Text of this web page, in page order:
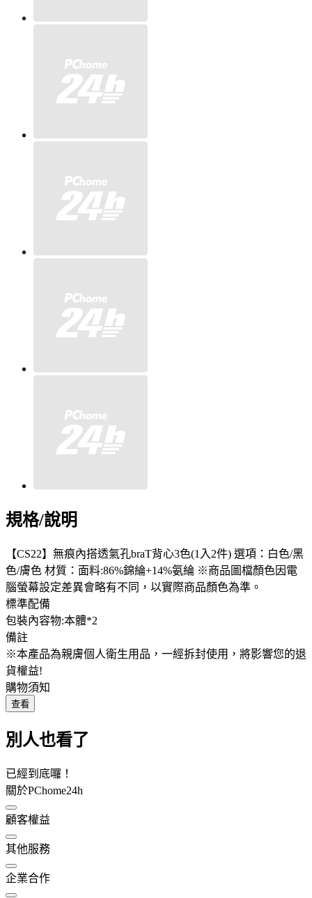
規格/說明
【CS22】無痕內搭透氣孔braT背心3色(1入2件) 選項：白色/黑
色/膚色 材質：面料:86%錦綸+14%氨綸 ※商品圖檔顏色因電
腦螢幕設定差異會略有不同，以實際商品顏色為準。
標準配備
包裝內容物:本體*2
備註
※本產品為親膚個人衛生用品，一經拆封使用，將影響您的退
貨權益!
購物須知
查看
別人也看了
已經到底囉！
關於PChome24h
顧客權益
其他服務
企業合作